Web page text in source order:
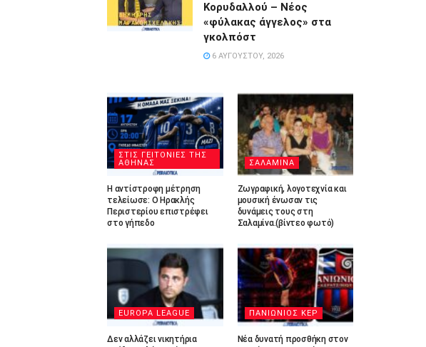
Κορυδαλλού – Νέος
«φύλακας άγγελος» στα
γκολπόστ
6 ΑΥΓΟΎΣΤΟΥ, 2026
ΣΤΙΣ ΓΕΙΤΟΝΙΕΣ ΤΗΣ
ΑΘΗΝΑΣ
Η αντίστροφη μέτρηση
τελείωσε: Ο Ηρακλής
Περιστερίου επιστρέφει
στο γήπεδο
ΣΑΛΑΜΙΝΑ
Ζωγραφική, λογοτεχνία και
μουσική ένωσαν τις
δυνάμεις τους στη
Σαλαμίνα.(βίντεο φωτό)
EUROPA LEAGUE
Δεν αλλάζει νικητήρια
ΠΑΝΙΩΝΙΟΣ ΚΕΡ
Νέα δυνατή προσθήκη στον